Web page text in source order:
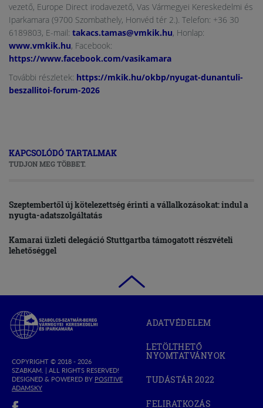
vezető, Europe Direct irodavezető, Vas Vármegyei Kereskedelmi és
Iparkamara (9700 Szombathely, Honvéd tér 2.). Telefon: +36 30
6189803, E-mail: takacs.tamas@vmkik.hu, Honlap:
www.vmkik.hu, Facebook:
https://www.facebook.com/vasikamara
További részletek: https://mkik.hu/okbp/nyugat-dunantuli-
beszallitoi-forum-2026
KAPCSOLÓDÓ TARTALMAK
TUDJON MEG TÖBBET.
Szeptembertől új kötelezettség érinti a vállalkozásokat: indul a
nyugta-adatszolgáltatás
Kamarai üzleti delegáció Stuttgartba támogatott részvételi
lehetőséggel
Szabolcs-
Szatmár-
Bereg
Kereskedelmi
és
Iparkamara
COPYRIGHT © 2018 - 2026
SZABKAM. | ALL RIGHTS RESERVED!
DESIGNED & POWERED BY POSITIVE
ADAMSKY(OPEN
ADATVÉDELEM
LETÖLTHETŐ
NYOMTATVÁNYOK
TUDÁSTÁR 2022
FELIRATKOZÁS